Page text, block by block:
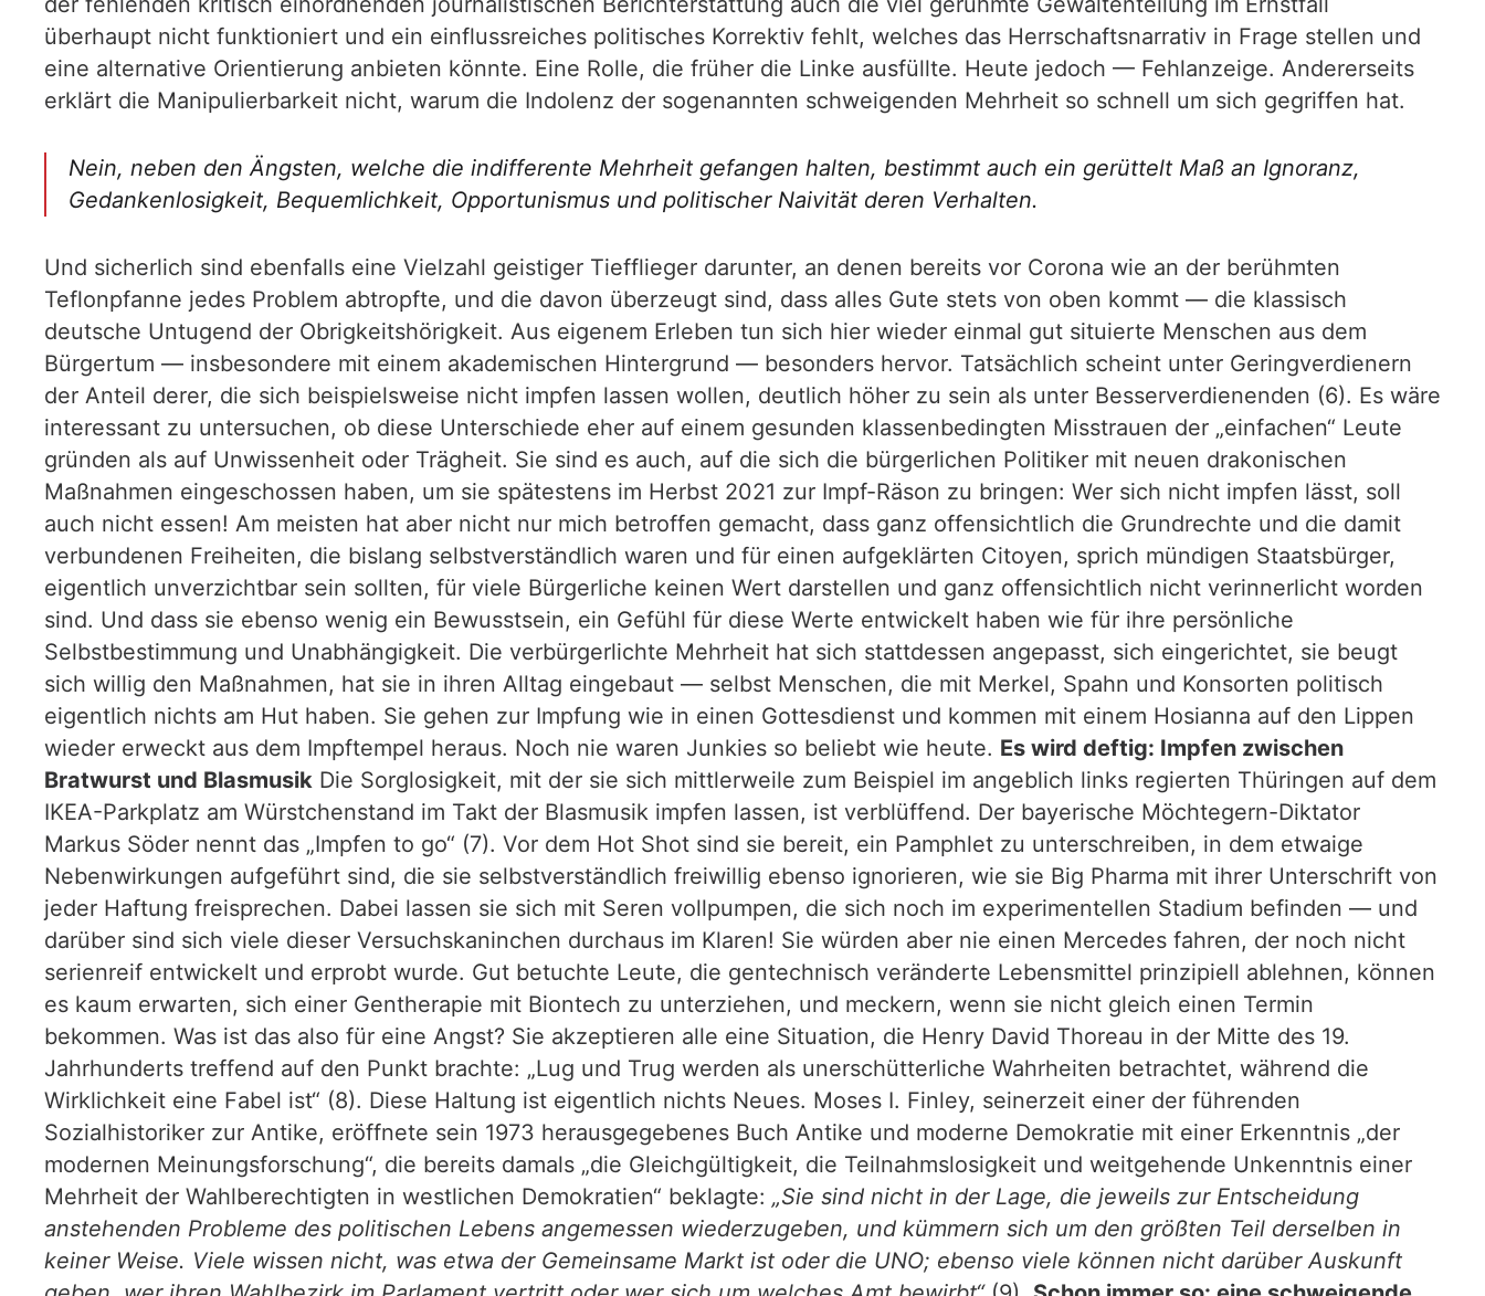
überhaupt nicht funktioniert und ein einflussreiches politisches Korrektiv fehlt, welches das Herrschaftsnarrativ in Frage stellen und
eine alternative Orientierung anbieten könnte. Eine Rolle, die früher die Linke ausfüllte. Heute jedoch — Fehlanzeige. Andererseits
erklärt die Manipulierbarkeit nicht, warum die Indolenz der sogenannten schweigenden Mehrheit so schnell um sich gegriffen hat.
Nein, neben den Ängsten, welche die indifferente Mehrheit gefangen halten, bestimmt auch ein gerüttelt Maß an Ignoranz,
Gedankenlosigkeit, Bequemlichkeit, Opportunismus und politischer Naivität deren Verhalten.
Und sicherlich sind ebenfalls eine Vielzahl geistiger Tiefflieger darunter, an denen bereits vor Corona wie an der berühmten
Teflonpfanne jedes Problem abtropfte, und die davon überzeugt sind, dass alles Gute stets von oben kommt — die klassisch
deutsche Untugend der Obrigkeitshörigkeit. Aus eigenem Erleben tun sich hier wieder einmal gut situierte Menschen aus dem
Bürgertum — insbesondere mit einem akademischen Hintergrund — besonders hervor. Tatsächlich scheint unter Geringverdienern
der Anteil derer, die sich beispielsweise nicht impfen lassen wollen, deutlich höher zu sein als unter Besserverdienenden (6). Es wäre
interessant zu untersuchen, ob diese Unterschiede eher auf einem gesunden klassenbedingten Misstrauen der „einfachen“ Leute
gründen als auf Unwissenheit oder Trägheit. Sie sind es auch, auf die sich die bürgerlichen Politiker mit neuen drakonischen
Maßnahmen eingeschossen haben, um sie spätestens im Herbst 2021 zur Impf-Räson zu bringen: Wer sich nicht impfen lässt, soll
auch nicht essen! Am meisten hat aber nicht nur mich betroffen gemacht, dass ganz offensichtlich die Grundrechte und die damit
verbundenen Freiheiten, die bislang selbstverständlich waren und für einen aufgeklärten Citoyen, sprich mündigen Staatsbürger,
eigentlich unverzichtbar sein sollten, für viele Bürgerliche keinen Wert darstellen und ganz offensichtlich nicht verinnerlicht worden
sind. Und dass sie ebenso wenig ein Bewusstsein, ein Gefühl für diese Werte entwickelt haben wie für ihre persönliche
Selbstbestimmung und Unabhängigkeit. Die verbürgerlichte Mehrheit hat sich stattdessen angepasst, sich eingerichtet, sie beugt
sich willig den Maßnahmen, hat sie in ihren Alltag eingebaut — selbst Menschen, die mit Merkel, Spahn und Konsorten politisch
eigentlich nichts am Hut haben. Sie gehen zur Impfung wie in einen Gottesdienst und kommen mit einem Hosianna auf den Lippen
wieder erweckt aus dem Impftempel heraus. Noch nie waren Junkies so beliebt wie heute. Es wird deftig: Impfen zwischen
Bratwurst und Blasmusik Die Sorglosigkeit, mit der sie sich mittlerweile zum Beispiel im angeblich links regierten Thüringen auf dem
IKEA-Parkplatz am Würstchenstand im Takt der Blasmusik impfen lassen, ist verblüffend. Der bayerische Möchtegern-Diktator
Markus Söder nennt das „Impfen to go“ (7). Vor dem Hot Shot sind sie bereit, ein Pamphlet zu unterschreiben, in dem etwaige
Nebenwirkungen aufgeführt sind, die sie selbstverständlich freiwillig ebenso ignorieren, wie sie Big Pharma mit ihrer Unterschrift von
jeder Haftung freisprechen. Dabei lassen sie sich mit Seren vollpumpen, die sich noch im experimentellen Stadium befinden — und
darüber sind sich viele dieser Versuchskaninchen durchaus im Klaren! Sie würden aber nie einen Mercedes fahren, der noch nicht
serienreif entwickelt und erprobt wurde. Gut betuchte Leute, die gentechnisch veränderte Lebensmittel prinzipiell ablehnen, können
es kaum erwarten, sich einer Gentherapie mit Biontech zu unterziehen, und meckern, wenn sie nicht gleich einen Termin
bekommen. Was ist das also für eine Angst? Sie akzeptieren alle eine Situation, die Henry David Thoreau in der Mitte des 19.
Jahrhunderts treffend auf den Punkt brachte: „Lug und Trug werden als unerschütterliche Wahrheiten betrachtet, während die
Wirklichkeit eine Fabel ist“ (8). Diese Haltung ist eigentlich nichts Neues. Moses I. Finley, seinerzeit einer der führenden
Sozialhistoriker zur Antike, eröffnete sein 1973 herausgegebenes Buch Antike und moderne Demokratie mit einer Erkenntnis „der
modernen Meinungsforschung“, die bereits damals „die Gleichgültigkeit, die Teilnahmslosigkeit und weitgehende Unkenntnis einer
Mehrheit der Wahlberechtigten in westlichen Demokratien“ beklagte: „Sie sind nicht in der Lage, die jeweils zur Entscheidung
anstehenden Probleme des politischen Lebens angemessen wiederzugeben, und kümmern sich um den größten Teil derselben in
keiner Weise. Viele wissen nicht, was etwa der Gemeinsame Markt ist oder die UNO; ebenso viele können nicht darüber Auskunft